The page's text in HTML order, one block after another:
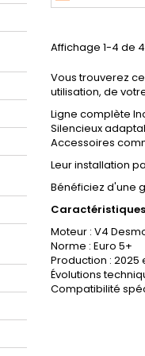
performance :
exclusive,
silencieux
anodisé noir
Affichage 1-4 de
Vous trouverez
utilisation, de
Ligne complète
Silencieux
Accessoires
Leur installation
Bénéficiez d'une
Moteur : V4
Norme : Euro 5+
Production : 2025
Évolutions
Compatibilité